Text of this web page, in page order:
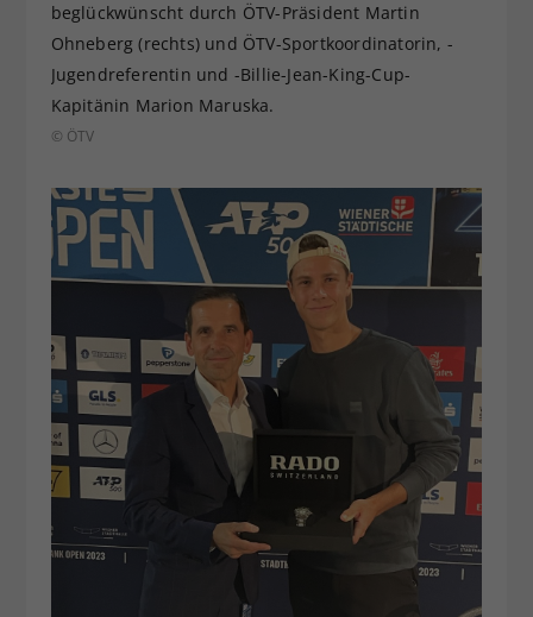
beglückwünscht durch ÖTV-Präsident Martin
Ohneberg (rechts) und ÖTV-Sportkoordinatorin, -
Jugendreferentin und -Billie-Jean-King-Cup-
Kapitänin Marion Maruska.
© ÖTV